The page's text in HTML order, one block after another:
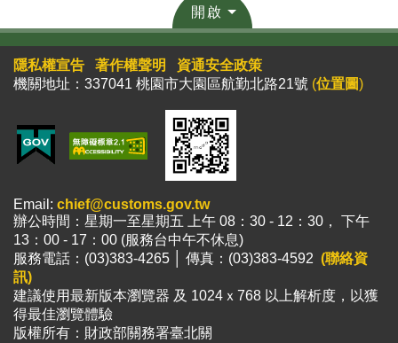
開啟
隱私權宣告 著作權聲明
資通安全政策
機關地址：337041 桃園市大園區航勤北路21號 (位置圖)
Email: chief@customs.gov.tw
辦公時間：星期一至星期五 上午 08：30 - 12：30， 下午
13：00 - 17：00 (服務台中午不休息)
服務電話：(03)383-4265 │ 傳真：(03)383-4592 (聯絡資
訊)
建議使用最新版本瀏覽器 及 1024ｘ768 以上解析度，以獲
得最佳瀏覽體驗
版權所有：財政部關務署臺北關